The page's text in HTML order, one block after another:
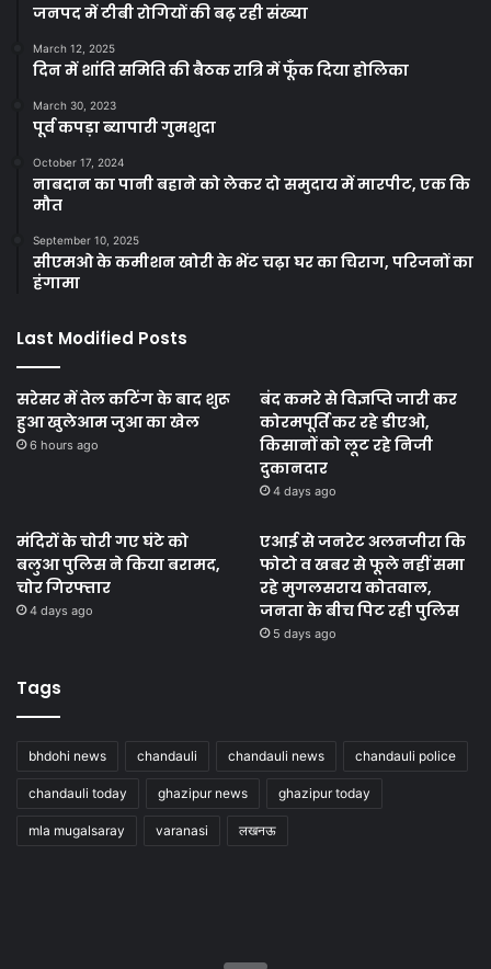
जनपद में टीबी रोगियों की बढ़ रही संख्या
March 12, 2025
दिन में शांति समिति की बैठक रात्रि में फूँक दिया होलिका
March 30, 2023
पूर्व कपड़ा ब्यापारी गुमशुदा
October 17, 2024
नाबदान का पानी बहाने को लेकर दो समुदाय में मारपीट, एक कि
मौत
September 10, 2025
सीएमओ के कमीशन खोरी के भेंट चढ़ा घर का चिराग, परिजनों का
हंगामा
Last Modified Posts
सरेसर में तेल कटिंग के बाद शुरू
हुआ खुलेआम जुआ का खेल
6 hours ago
बंद कमरे से विज्ञप्ति जारी कर
कोरमपूर्ति कर रहे डीएओ,
किसानों को लूट रहे निजी
दुकानदार
4 days ago
मंदिरों के चोरी गए घंटे को
बलुआ पुलिस ने किया बरामद,
चोर गिरफ्तार
4 days ago
एआई से जनरेट अलनजीरा कि
फोटो व खबर से फूले नहीं समा
रहे मुगलसराय कोतवाल,
जनता के बीच पिट रही पुलिस
5 days ago
Tags
bhdohi news chandauli chandauli news chandauli police
chandauli today ghazipur news ghazipur today
mla mugalsaray varanasi लखनऊ